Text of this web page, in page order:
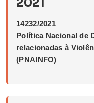
14232/2021
Política Nacional de
relacionadas à
(PNAINFO)